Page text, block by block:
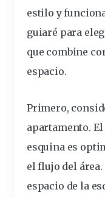
estilo y
guiaré para
que combine
espacio.
Primero,
apartamento.
esquina es
el flujo del
espacio de la